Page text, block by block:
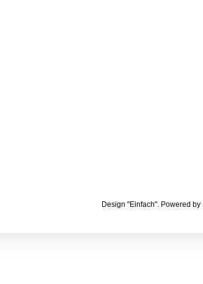
Design "Einfach". Powered by